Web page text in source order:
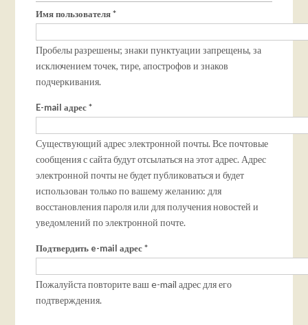
Имя пользователя*
Пробелы разрешены; знаки пунктуации запрещены, за
исключением точек, тире, апострофов и знаков
подчеркивания.
E-mail адрес*
Существующий адрес электронной почты. Все почтовые
сообщения с сайта будут отсылаться на этот адрес. Адрес
электронной почты не будет публиковаться и будет
использован только по вашему желанию: для
восстановления пароля или для получения новостей и
уведомлений по электронной почте.
Подтвердить e-mail адрес*
Пожалуйста повторите ваш e-mail адрес для его
подтверждения.